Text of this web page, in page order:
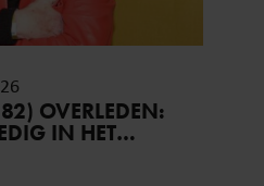
verstrekt of die ze hebben
gebruik van hun services. U
OVERLEDEN:
IN HET